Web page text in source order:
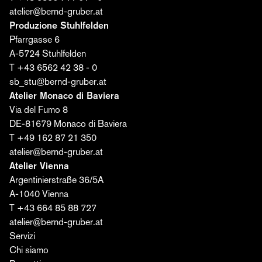
E-mail*
Acconsento al trattamento dei miei dati da parte
della Bernd Gruber GmbH per l'invio dell'editoriale. Il
consenso può essere revocato in qualsiasi
momento. Ulteriori informazioni sono disponibili
atelier@bernd-gruber.at
Produzione Stuhlfelden
Pfarrgasse 6
A-5724 Stuhlfelden
T +43 6562 42 38 - 0
sb_stu@bernd-gruber.at
Atelier Monaco di Baviera
Via del Fumo 8
DE-81679 Monaco di Baviera
T +49 162 87 21 350
atelier@bernd-gruber.at
Atelier Vienna
Argentinierstraße 36/5A
A-1040 Vienna
T +43 664 85 88 727
atelier@bernd-gruber.at
Servizi
Chi siamo